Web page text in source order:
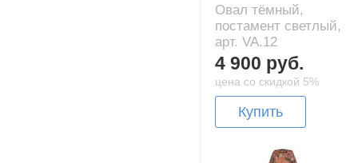
Овал тёмный,
постамент светлый,
арт. VA.12
4 900 руб.
цена со скидкой 5%
Купить